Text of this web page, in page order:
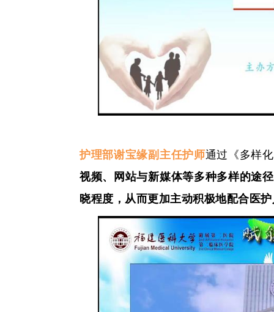
护理部谢宝缘副主任护师通过《多样
视频、网站与新媒体等多种多样的途
晓程度，从而更加主动积极地配合医